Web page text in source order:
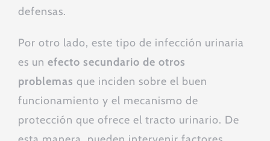
defensas.
Por otro lado, este tipo de infección urinaria
es un efecto secundario de otros
problemas que inciden sobre el buen
funcionamiento y el mecanismo de
protección que ofrece el tracto urinario. De